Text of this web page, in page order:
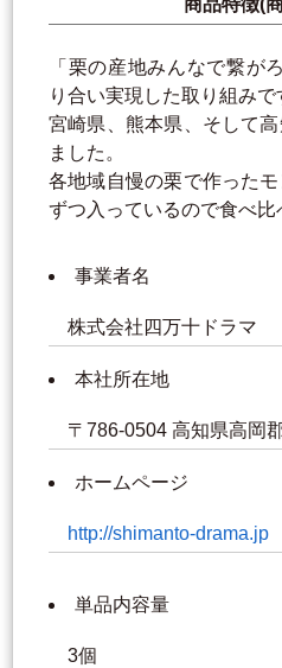
商品特徴(
「栗の産地みんなで繋が
り合い実現した取り組みで
宮崎県、熊本県、そして
ました。
各地域自慢の栗で作った
ずつ入っているので食べ比
事業者名
株式会社四万十ドラマ
本社所在地
〒786-0504 高知県高岡
ホームページ
http://shimanto-drama.jp
単品内容量
3個